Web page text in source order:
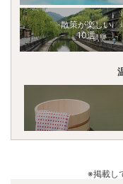
散策が楽しい
10選
※掲載し